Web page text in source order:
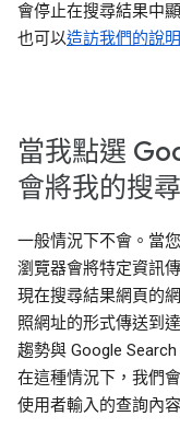
會停止在搜尋結果中
也可以造訪我們的說
當我點選
會將我的搜
一般情況下不會。當
瀏覽器會將特定資訊
現在搜尋結果網頁的
照網址的形式傳送到
趨勢與 Google
在這種情況下，我們
使用者輸入的查詢內容